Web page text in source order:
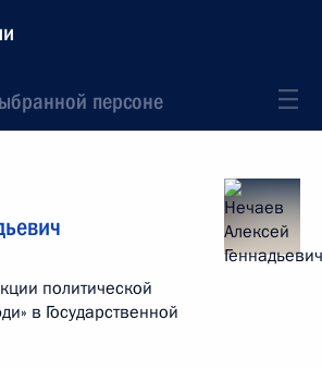
персоне
политической
в Государственной